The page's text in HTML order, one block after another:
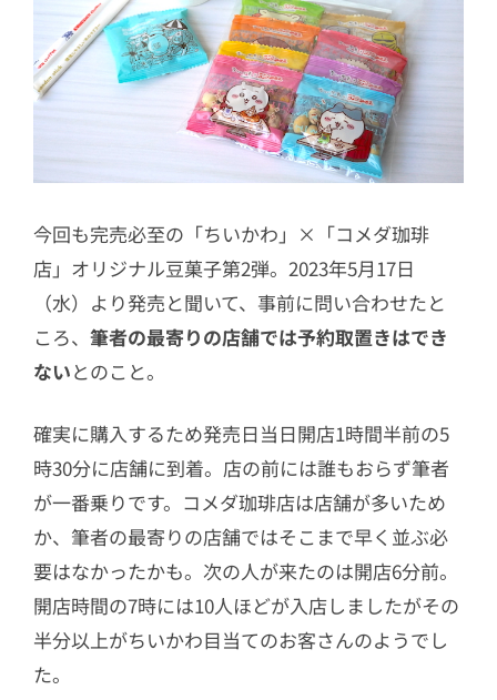
今回も完売必至の「ちいかわ」×「コメダ珈琲
店」オリジナル豆菓子第2弾。2023年5月17日
（水）より発売と聞いて、事前に問い合わせたと
ころ、 筆者の最寄りの店舗では予約取置きはでき
ないとのこと。
確実に購入するため発売日当日開店1時間半前の5
時30分に店舗に到着。店の前には誰もおらず筆者
が一番乗りです。コメダ珈琲店は店舗が多いため
か、筆者の最寄りの店舗ではそこまで早く並ぶ必
要はなかったかも。次の人が来たのは開店6分前。
開店時間の7時には10人ほどが入店しましたがその
半分以上がちいかわ目当てのお客さんのようでし
た。